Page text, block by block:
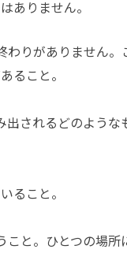
ありません。
わりがありません。
ること。
出されるどのような
ること。
こと。ひとつの場所